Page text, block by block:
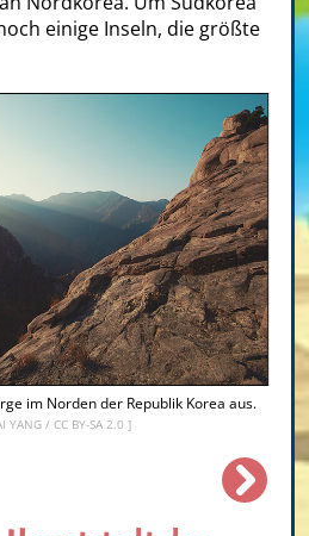
einige Inseln, die größte
im Norden der Republik Korea aus.
YANG / CC BY-SA 2.0 ]